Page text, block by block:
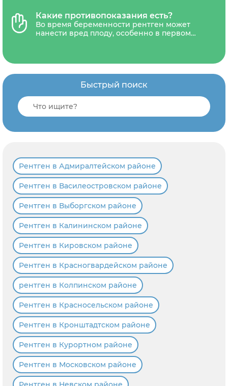
диагностика, письменное заключение
рентгенолога и запись результатов на CD-
диск или рентгенологическую пленку и
отправка снимка на электронную почту.
Какие противопоказания есть?
Во время беременности рентген может
нанести вред плоду, особенно в первом
Быстрый поиск
Рентген в Адмиралтейском районе
Рентген в Василеостровском районе
Рентген в Выборгском районе
Рентген в Калининском районе
Рентген в Кировском районе
Рентген в Красногвардейском районе
рентген в Колпинском районе
Рентген в Красносельском районе
Рентген в Кронштадтском районе
Рентген в Курортном районе
Рентген в Московском районе